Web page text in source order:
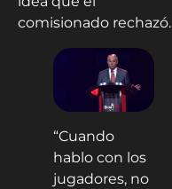
comisionado rechazó.
“Cuando
hablo con los
jugadores, no